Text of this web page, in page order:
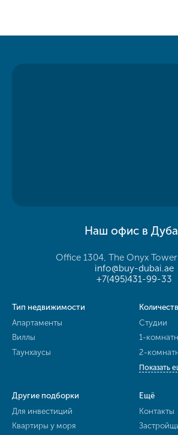
Наш офис в
Office 1304, The Onyx Tower
info@buy-dubai.ae
+7(495)431-99-33
Тип недвижимости
Апартаменты
Виллы
Таунхаусы
Студии
1-
2-
Показать
Другие подборки
Для инвестиций
Квартиры у моря
Ещё
Контакты